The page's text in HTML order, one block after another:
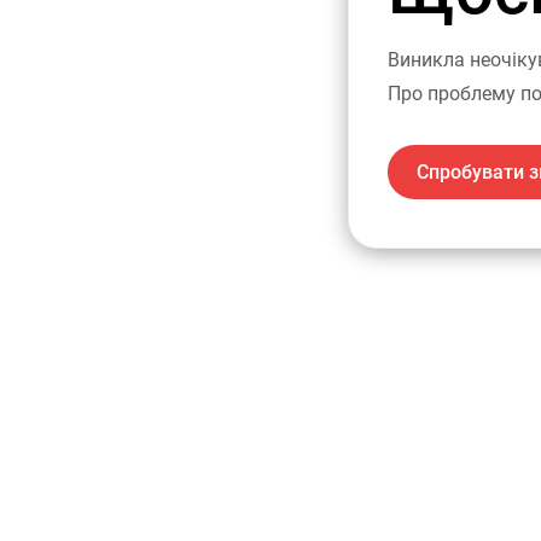
Виникла
Про проблему
Спробувати